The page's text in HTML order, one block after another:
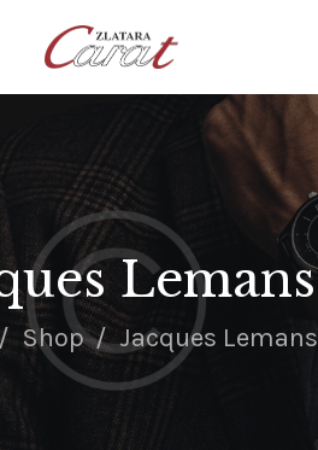
Lemans
Shop Jacques Lemans
NASLOVNA
O NAMA
SATOVI
NAKIT
NAKIT